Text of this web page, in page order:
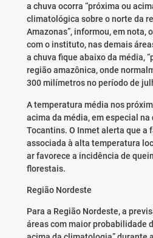
a chuva ocorra “próxima ou
climatológica sobre o norte da
Amazonas”, informou, em nota,
com o instituto, nas demais
a chuva fique abaixo da média,
região amazônica, onde
300 milímetros no período de
A temperatura média nos
acima da média, em especial na
Tocantins. O Inmet alerta que a
associada à alta temperatura
ar favorece a incidência de
florestais.
Região Nordeste
Para a Região Nordeste, a
áreas com maior probabilidade